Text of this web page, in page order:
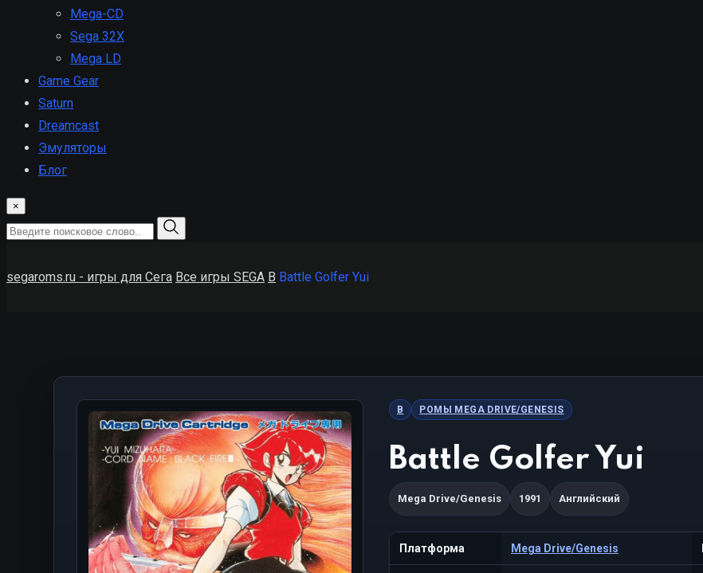
Mega-CD
Sega 32X
Mega LD
Game Gear
Saturn
Dreamcast
Эмуляторы
Блог
×
segaroms.ru - игры для Сега Все игры SEGA B Battle Golfer Yui
B РОМЫ MEGA DRIVE/GENESIS
Battle Golfer Yui
Mega Drive/Genesis 1991 Английский
Платформа Mega Drive/Genesis